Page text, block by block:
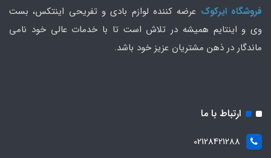
فروشگاه ایرکوک عرضه کننده لوازم بادی و تفریحی اینتکس، بست
وی و اینتایم همیشه در تلاش است تا با خدمات عالی خود نامی
ماندگار در ذهن مشتریان عزیز خود باشد.
ارتباط با ما
02128421288